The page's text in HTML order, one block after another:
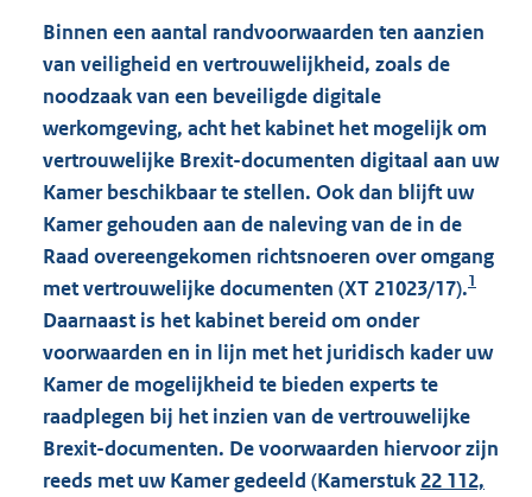
Binnen een aantal randvoorwaarden ten aanzien
van veiligheid en vertrouwelijkheid, zoals de
noodzaak van een beveiligde digitale
werkomgeving, acht het kabinet het mogelijk om
vertrouwelijke Brexit-documenten digitaal aan uw
Kamer beschikbaar te stellen. Ook dan blijft uw
Kamer gehouden aan de naleving van de in de
Raad overeengekomen richtsnoeren over omgang
met vertrouwelijke documenten (XT 21023/17).1
Daarnaast is het kabinet bereid om onder
voorwaarden en in lijn met het juridisch kader uw
Kamer de mogelijkheid te bieden experts te
raadplegen bij het inzien van de vertrouwelijke
Brexit-documenten. De voorwaarden hiervoor zijn
reeds met uw Kamer gedeeld (Kamerstuk 22 112,